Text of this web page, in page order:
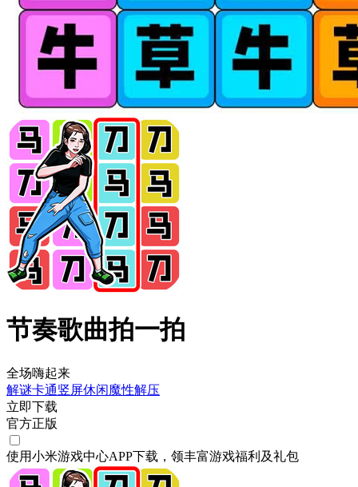
节奏歌曲拍一拍
全场嗨起来
解谜卡通竖屏休闲魔性解压
立即下载
官方正版
使用小米游戏中心APP下载 ，领丰富游戏福利 及礼包